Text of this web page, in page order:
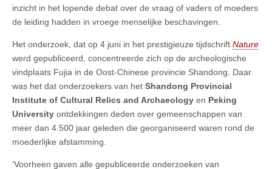
inzicht in het lopende debat over de vraag of vaders of moeders
de leiding hadden in vroege menselijke beschavingen.
Het onderzoek, dat op 4 juni in het prestigieuze tijdschrift Nature
werd gepubliceerd, concentreerde zich op de archeologische
vindplaats Fujia in de Oost-Chinese provincie Shandong. Daar
was het dat onderzoekers van het Shandong Provincial
Institute of Cultural Relics and Archaeology en Peking
University ontdekkingen deden over gemeenschappen van
meer dan 4.500 jaar geleden die georganiseerd waren rond de
moederlijke afstamming.
‘Voorheen gaven alle gepubliceerde onderzoeken van